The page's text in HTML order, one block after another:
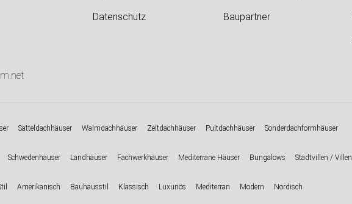
Datenschutz Baupartner
Satteldachhäuser Walmdachhäuser Zeltdachhäuser Pultdachhäuser Sonderdachformhäuser
Schwedenhäuser Landhäuser Fachwerkhäuser Mediterrane Häuser Bungalows Stadtvillen / Villen
Amerikanisch Bauhausstil Klassisch Luxuriös Mediterran Modern Nordisch